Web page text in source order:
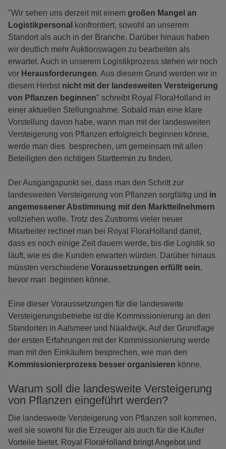
"Wir sehen uns derzeit mit einem großen Mangel an
Logistikpersonal konfrontiert, sowohl an unserem
Standort als auch in der Branche. Darüber hinaus haben
wir deutlich mehr Auktionswagen zu bearbeiten als
erwartet. Auch in unserem Logistikprozess stehen wir noch
vor Herausforderungen. Aus diesem Grund werden wir in
diesem Herbst nicht mit der landesweiten Versteigerung
von Pflanzen beginnen" schreibt Royal FloraHolland in
einer aktuellen Stellungnahme. Sobald man eine klare
Vorstellung davon habe, wann man mit der landesweiten
Versteigerung von Pflanzen erfolgreich beginnen könne,
werde man dies besprechen, um gemeinsam mit allen
Beteiligten den richtigen Starttermin zu finden.
Der Ausgangspunkt sei, dass man den Schritt zur
landesweiten Versteigerung von Pflanzen sorgfältig und in
angemessener Abstimmung mit den Marktteilnehmern
vollziehen wolle. Trotz des Zustroms vieler neuer
Mitarbeiter rechnet man bei Royal FloraHolland damit,
dass es noch einige Zeit dauern werde, bis die Logistik so
läuft, wie es die Kunden erwarten würden. Darüber hinaus
müssten verschiedene Voraussetzungen erfüllt sein,
bevor man beginnen könne.
Eine dieser Voraussetzungen für die landesweite
Versteigerungsbetriebe ist die Kommissionierung an den
Standorten in Aalsmeer und Naaldwijk. Auf der Grundlage
der ersten Erfahrungen mit der Kommissionierung werde
man mit den Einkäufern besprechen, wie man den
Kommissionierprozess besser organisieren könne.
Warum soll die landesweite Versteigerung
von Pflanzen eingeführt werden?
Die landesweite Versteigerung von Pflanzen soll kommen,
weil sie sowohl für die Erzeuger als auch für die Käufer
Vorteile bietet. Royal FloraHolland bringt Angebot und